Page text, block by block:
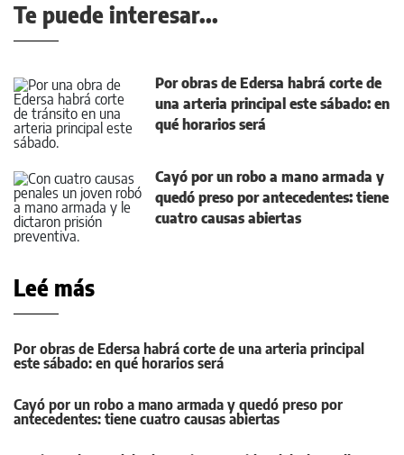
Te puede interesar...
Por obras de Edersa habrá corte de
una arteria principal este sábado: en
qué horarios será
Cayó por un robo a mano armada y
quedó preso por antecedentes: tiene
cuatro causas abiertas
Leé más
Por obras de Edersa habrá corte de una arteria principal
este sábado: en qué horarios será
Cayó por un robo a mano armada y quedó preso por
antecedentes: tiene cuatro causas abiertas